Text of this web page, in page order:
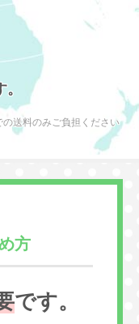
送料のみご負担ください
方
です。